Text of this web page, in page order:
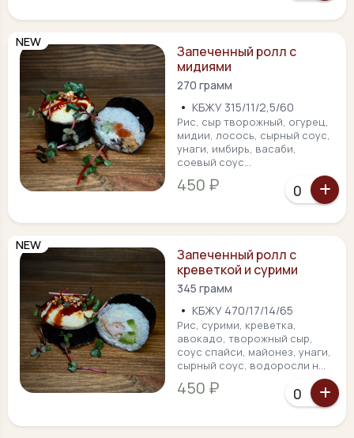
NEW
Запеченный ролл с
мидиями
270 грамм
• КБЖУ 315/11/2,5/60
Рис, сыр творожный, огурец,
мидии, лосось, сырный соус,
унаги, имбирь, васаби,
соевый соус...
450 ₽
NEW
Запеченный ролл с
креветкой и сурими
345 грамм
• КБЖУ 470/17/14/65
Рис, сурими, креветка,
авокадо, творожный сыр,
соус спайси, майонез, унаги,
сырный соус, водоросли н...
450 ₽